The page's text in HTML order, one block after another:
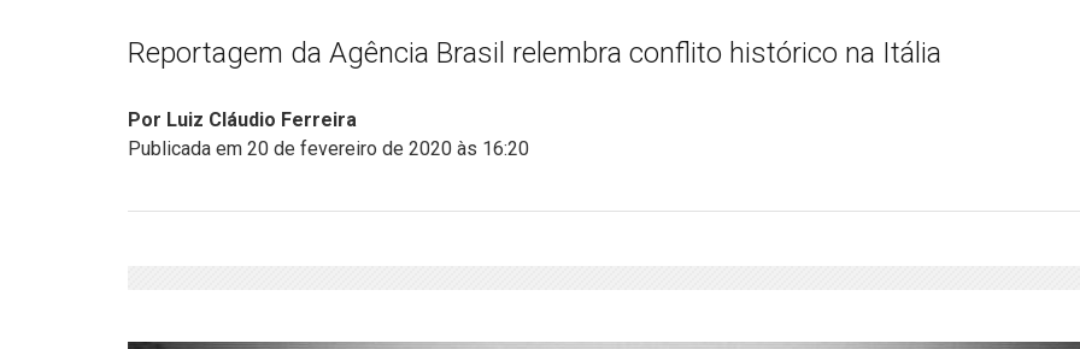
Reportagem da Agência Brasil relembra conflito histórico na Itália
Por Luiz Cláudio Ferreira
Publicada em 20 de fevereiro de 2020 às 16:20